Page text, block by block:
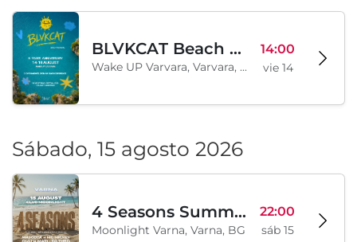
BLVKCAT Beach Festival 2026, Wake up Varvara
Wake UP Varvara, Varvara, BG
14:00
vie 14
Sábado, 15 agosto 2026
4 Seasons Summer Edition
Moonlight Varna, Varna, BG
22:00
sáb 15